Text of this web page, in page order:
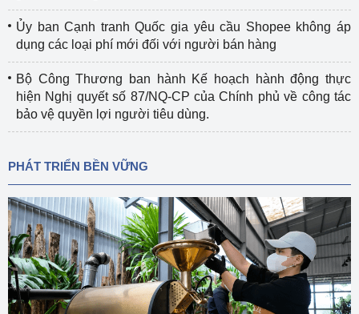
Ủy ban Cạnh tranh Quốc gia yêu cầu Shopee không áp
dụng các loại phí mới đối với người bán hàng
Bộ Công Thương ban hành Kế hoạch hành động thực
hiện Nghị quyết số 87/NQ-CP của Chính phủ về công tác
bảo vệ quyền lợi người tiêu dùng.
PHÁT TRIỂN BỀN VỮNG